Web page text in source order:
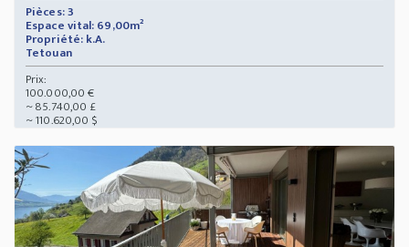
Pièces: 3
Espace vital: 69,00m²
Propriété: k.A.
Tetouan
Prix:
100.000,00 €
~ 85.740,00 £
~ 110.620,00 $